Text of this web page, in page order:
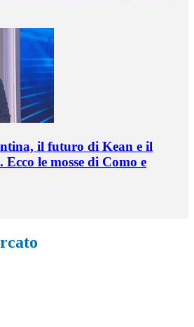
il futuro di Kean e il
le mosse di Como e